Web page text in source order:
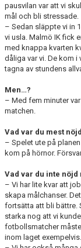
pausvilan var att vi
mål och bli stressade.
– Sedan släppte vi in
vi usla. Malmö IK fick
med knappa kvarten
dåliga var vi. De kom
tagna av stundens
Men…?
– Med fem minuter
matchen.
Vad var du mest
– Spelet ute på
kom på hörnor.
Vad var du inte nöjd
– Vi har lite kvar att
skapa målchanser.
fortsätta att bli bättre.
starka nog att vi
fotbollsmatcher
inom laget exempelvis.